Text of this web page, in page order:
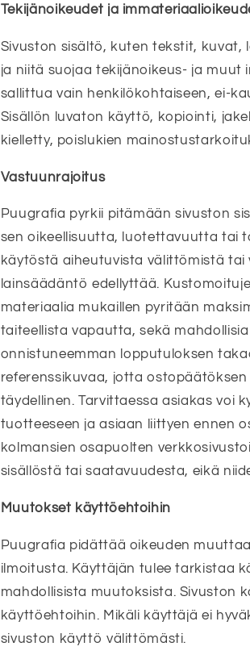
Tekijänoikeudet ja
Sivuston sisältö, kuten tekstit,
ja niitä suojaa tekijänoikeus- ja muut
sallittua vain henkilökohtaiseen, ei-
Sisällön luvaton käyttö, kopiointi,
kielletty, poislukien
Vastuunrajoitus
Puugrafia pyrkii pitämään sivuston
sen oikeellisuutta, luotettavuutta tai
käytöstä aiheutuvista välittömistä tai
lainsäädäntö edellyttää.
materiaalia mukaillen pyritään
taiteellista vapautta, sekä
onnistuneemman lopputuloksen
referenssikuvaa, jotta
täydellinen. Tarvittaessa asiakas voi
tuotteeseen ja asiaan liittyen ennen
kolmansien osapuolten
sisällöstä tai saatavuudesta, eikä
Muutokset käyttöehtoihin
Puugrafia pidättää oikeuden
ilmoitusta. Käyttäjän tulee tarkistaa
mahdollisista muutoksista. Sivuston
käyttöehtoihin. Mikäli käyttäjä ei
sivuston käyttö välittömästi.